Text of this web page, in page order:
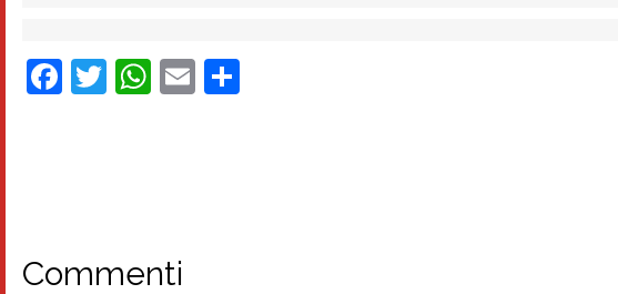
Facebook
Twitter
WhatsApp
Email
Commenti